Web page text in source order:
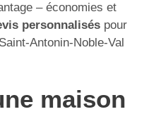
– économies et
personnalisés pour
Antonin-Noble-Val
maison